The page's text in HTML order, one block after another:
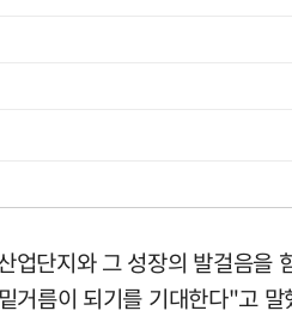
단지와 그 성장의 발걸음을
거름이 되기를 기대한다"고 말